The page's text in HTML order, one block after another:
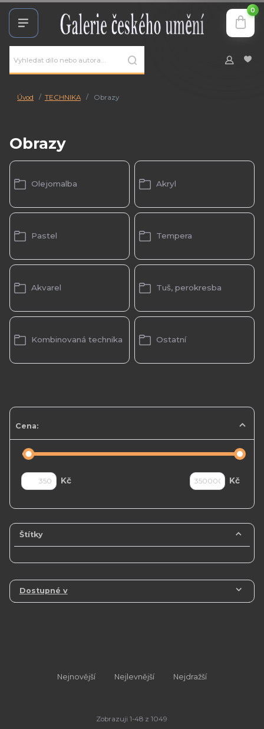
0
Úvod TECHNIKA Obrazy
Obrazy
Olejomalba Akryl
Pastel Tempera
Akvarel Tuš, perokresba
Kombinovaná technika Ostatní
Cena:
Kč Kč
Štítky
Dostupné v
Nejnovější Nejlevnější Nejdražší
Zobrazuji 1-48 z 1049